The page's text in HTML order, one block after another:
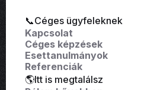
📞Céges ügyfeleknek
Kapcsolat
Céges képzések
Esettanulmányok
Referenciák
🌎Itt is megtalálsz